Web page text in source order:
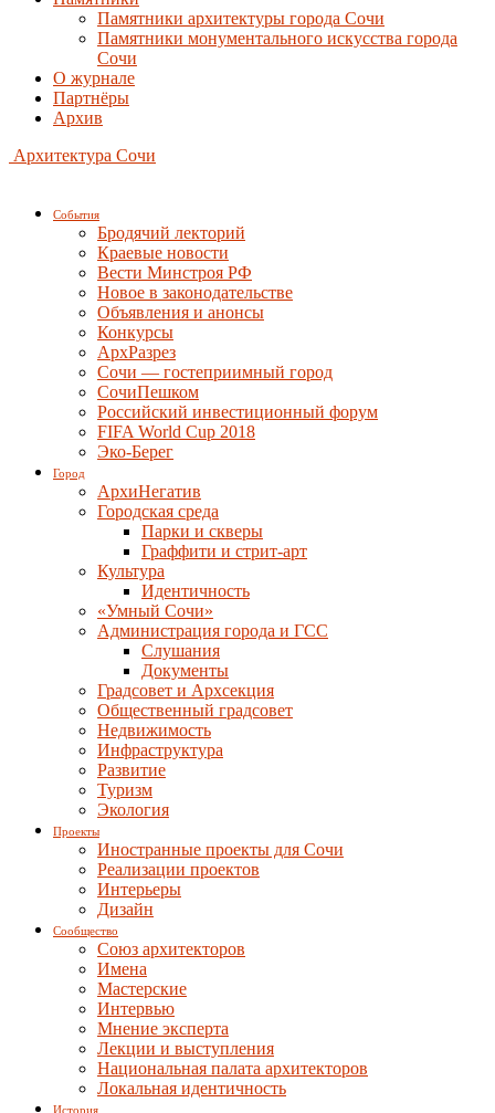
Памятники архитектуры города Сочи
Памятники монументального искусства города
Сочи
О журнале
Партнёры
Архив
Архитектура Сочи
События
Бродячий лекторий
Краевые новости
Вести Минстроя РФ
Новое в законодательстве
Объявления и анонсы
Конкурсы
АрхРазрез
Сочи — гостеприимный город
СочиПешком
Российский инвестиционный форум
FIFA World Cup 2018
Эко-Берег
Город
АрхиНегатив
Городская среда
Парки и скверы
Граффити и стрит-арт
Культура
Идентичность
«Умный Сочи»
Администрация города и ГСС
Слушания
Документы
Градсовет и Архсекция
Общественный градсовет
Недвижимость
Инфраструктура
Развитие
Туризм
Экология
Проекты
Иностранные проекты для Сочи
Реализации проектов
Интерьеры
Дизайн
Сообщество
Союз архитекторов
Имена
Мастерские
Интервью
Мнение эксперта
Лекции и выступления
Национальная палата архитекторов
Локальная идентичность
История